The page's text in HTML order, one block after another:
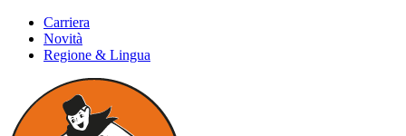
Carriera
Novità
Regione & Lingua